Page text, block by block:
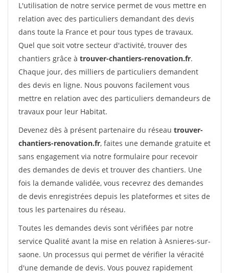
L'utilisation de notre service permet de vous mettre en
relation avec des particuliers demandant des devis
dans toute la France et pour tous types de travaux.
Quel que soit votre secteur d'activité, trouver des
chantiers grâce à trouver-chantiers-renovation.fr.
Chaque jour, des milliers de particuliers demandent
des devis en ligne. Nous pouvons facilement vous
mettre en relation avec des particuliers demandeurs de
travaux pour leur Habitat.
Devenez dès à présent partenaire du réseau trouver-
chantiers-renovation.fr, faites une demande gratuite et
sans engagement via notre formulaire pour recevoir
des demandes de devis et trouver des chantiers. Une
fois la demande validée, vous recevrez des demandes
de devis enregistrées depuis les plateformes et sites de
tous les partenaires du réseau.
Toutes les demandes devis sont vérifiées par notre
service Qualité avant la mise en relation à Asnieres-sur-
saone. Un processus qui permet de vérifier la véracité
d'une demande de devis. Vous pouvez rapidement